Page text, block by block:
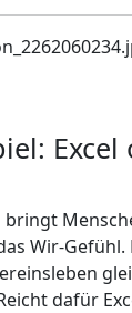
bringt
Wir-Gefühl.
dafür